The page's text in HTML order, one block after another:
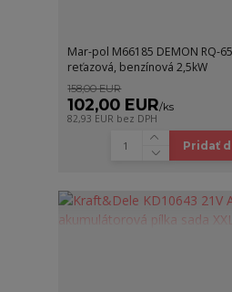
Mar-pol M66185 DEMON RQ-
reťazová, benzínová 2,5kW
158,00 EUR
102,00 EUR/ks
82,93 EUR bez DPH
Pridať